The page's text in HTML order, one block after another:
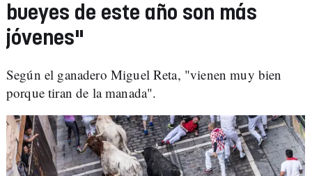
bueyes de este año son más
jóvenes"
Según el ganadero Miguel Reta, "vienen muy bien
porque tiran de la manada".